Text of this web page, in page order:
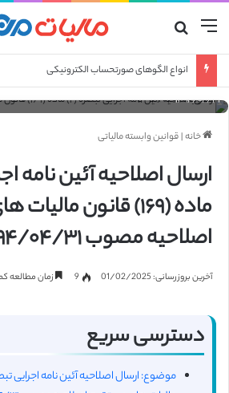
منو
انواع الگوهای صورتحساب الکترونیکی
ارسال اصلاحیه آئین
۱۳۹۴/۰۴/۳۱
خانه|قوانین وابسته مالیاتی
ماده (۱۶۹) قانون
اصلاحیه مصوب ۱۳۹۴/۰۴/۳۱
آخرین بروزرسانی: 01/02/2025 9 زمان مطالعه
دسترسی سریع